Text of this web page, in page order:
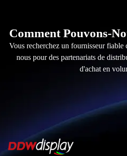
Comment Pouvons-
Vous recherchez un fournisseur
nous pour des partenariats de
d'achat en